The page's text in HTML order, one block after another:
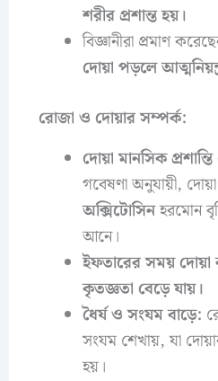
শরীর প্রশান্ত হয়।
বিজ্ঞানীরা প্রমাণ
দোয়া পড়লে
রোজা ও দোয়ার সম্পর্ক:
দোয়া মানসিক
গবেষণা অনুযায়ী,
অক্সিটোসিনহরমোন
আনে।
ইফতারের সময় দোয়া
কৃতজ্ঞতা বেড়ে যায়।
ধৈর্য ও সংযম বাড়ে:
সংযম শেখায়, যা
হয়।